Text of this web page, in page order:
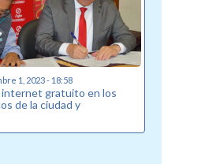
1, 2023 - 18:58
internet gratuito en los
de la ciudad y